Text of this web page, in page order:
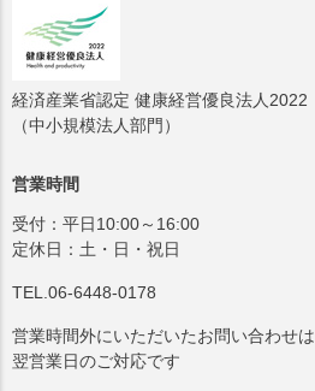
経済産業省認定 健康経営優良法人2022
（中小規模法人部門）
営業時間
受付：平日10:00～16:00
定休日：土・日・祝日
TEL.06-6448-0178
営業時間外にいただいたお問い合わせは
翌営業日のご対応です